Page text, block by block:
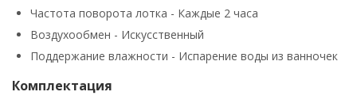
Частота поворота лотка - Каждые 2 часа
Воздухообмен - Искусственный
Поддержание влажности - Испарение воды из ванночек
Комплектация